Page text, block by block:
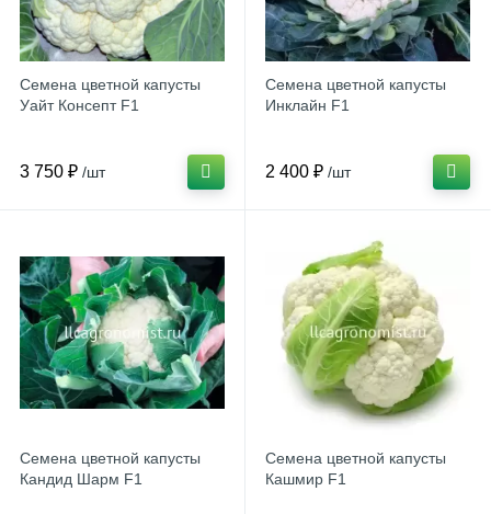
Семена цветной капусты
Уайт Консепт F1
3 750 ₽ /шт
Семена цветной капусты
Инклайн F1
2 400 ₽ /шт
Семена цветной капусты
Кандид Шарм F1
Семена цветной капусты
Кашмир F1